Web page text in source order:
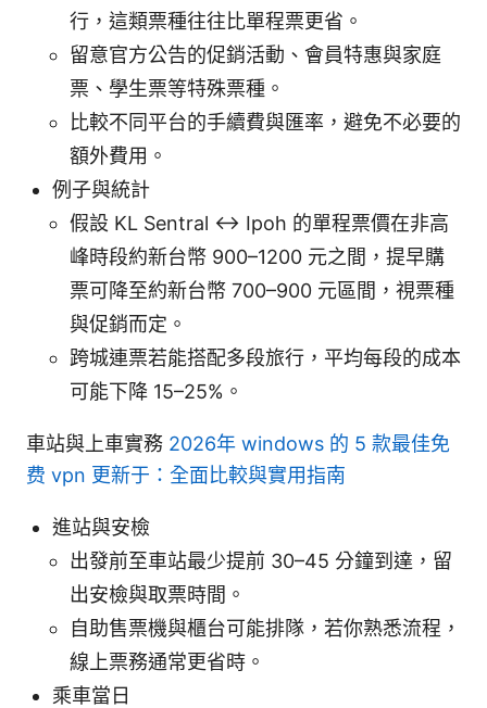
行，這類票種往往比單程票更省。
留意官方公告的促銷活動、會員特惠與家庭
票、學生票等特殊票種。
比較不同平台的手續費與匯率，避免不必要的
額外費用。
例子與統計
假設 KL Sentral ↔ Ipoh 的單程票價在非高
峰時段約新台幣 900–1200 元之間，提早購
票可降至約新台幣 700–900 元區間，視票種
與促銷而定。
跨城連票若能搭配多段旅行，平均每段的成本
可能下降 15–25%。
車站與上車實務 2026年 windows 的 5 款最佳免
费 vpn 更新于：全面比較與實用指南
進站與安檢
出發前至車站最少提前 30–45 分鐘到達，留
出安檢與取票時間。
自助售票機與櫃台可能排隊，若你熟悉流程，
線上票務通常更省時。
乘車當日